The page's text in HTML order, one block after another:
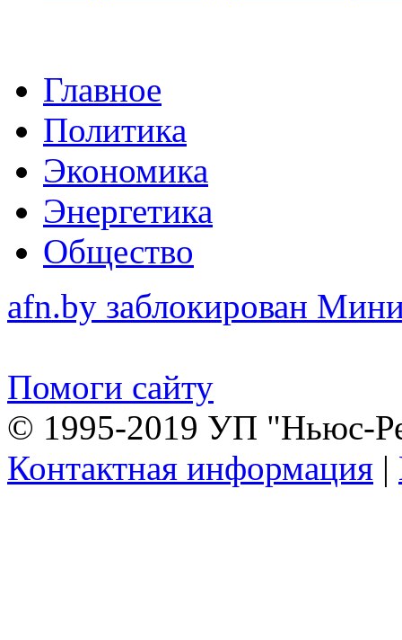
Главное
Политика
Экономика
Энергетика
Общество
afn.by заблокирован
Помоги сайту
© 1995-2019 УП "Ньюс-
Контактная информация |